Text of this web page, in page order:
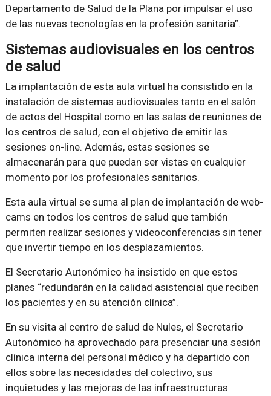
Departamento de Salud de la Plana por impulsar el uso
de las nuevas tecnologías en la profesión sanitaria .
Sistemas audiovisuales en los centros
de salud
La implantación de esta aula virtual ha consistido en la
instalación de sistemas audiovisuales tanto en el salón
de actos del Hospital como en las salas de reuniones de
los centros de salud, con el objetivo de emitir las
sesiones on-line. Además, estas sesiones se
almacenarán para que puedan ser vistas en cualquier
momento por los profesionales sanitarios.
Esta aula virtual se suma al plan de implantación de web-
cams en todos los centros de salud que también
permiten realizar sesiones y videoconferencias sin tener
que invertir tiempo en los desplazamientos.
El Secretario Autonómico ha insistido en que estos
planes redundarán en la calidad asistencial que reciben
los pacientes y en su atención clínica .
En su visita al centro de salud de Nules, el Secretario
Autonómico ha aprovechado para presenciar una sesión
clínica interna del personal médico y ha departido con
ellos sobre las necesidades del colectivo, sus
inquietudes y las mejoras de las infraestructuras